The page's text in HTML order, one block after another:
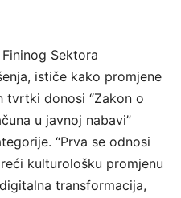
Sektora
ističe kako promjene
tvrtki donosi “Zakon o
u javnoj nabavi”
“Prva se odnosi
kulturološku promjenu
transformacija,